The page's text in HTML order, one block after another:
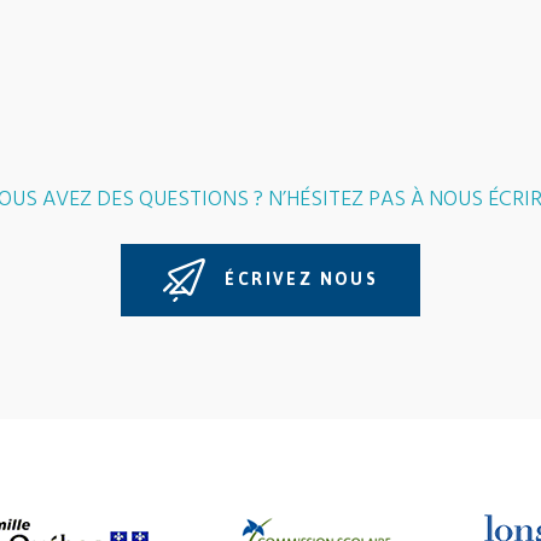
AVEZ DES QUESTIONS ? N’HÉSITEZ PAS À NOUS
ÉCRIVEZ NOUS